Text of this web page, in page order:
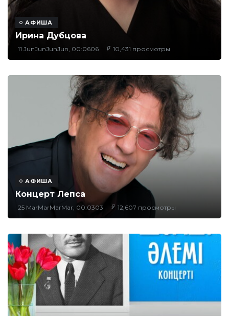
АФИША
Ирина Дубцова
11 JunJunJunJun, 00:0606 10,431 просмотры
АФИША
Концерт Лепса
25 MarMarMarMar, 00:0303 12,607 просмотры